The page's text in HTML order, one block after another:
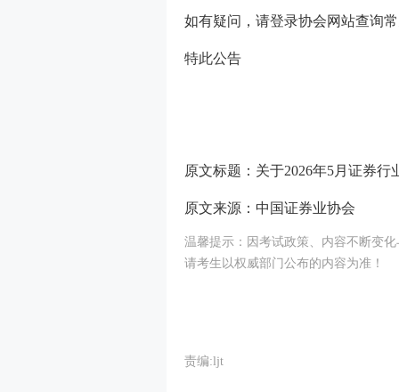
如有疑问，请登录协会网站查询
特此公告
原文标题：关于2026年5月证券
原文来源： 中国证券业协会
温馨提示：因考试政策、内容不断变
请考生以权威部门公布的内容为准！
责编:ljt